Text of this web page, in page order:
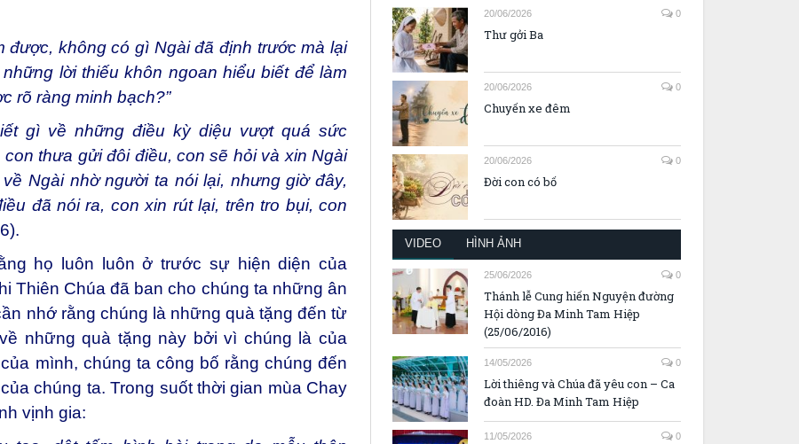
được, không có gì Ngài đã định trước mà lại
lời thiếu khôn ngoan hiểu biết để làm
rõ ràng minh bạch?”
gì về những điều kỳ diệu vượt quá sức
thưa gửi đôi điều, con sẽ hỏi và xin Ngài
Ngài nhờ người ta nói lại, nhưng giờ đây,
đã nói ra, con xin rút lại, trên tro bụi, con
họ luôn luôn ở trước sự hiện diện của
Thiên Chúa đã ban cho chúng ta những ân
nhớ rằng chúng là những quà tặng đến từ
những quà tặng này bởi vì chúng là của
mình, chúng ta công bố rằng chúng đến
chúng ta. Trong suốt thời gian mùa Chay
vịnh gia:
20/06/2026 0
Thư gởi Ba
20/06/2026 0
Chuyến xe đêm
20/06/2026 0
Đời con có bố
VIDEO HÌNH ẢNH
25/06/2026 0
Thánh lễ Cung hiến Nguyện đường
Hội dòng Đa Minh Tam Hiệp
(25/06/2016)
14/05/2026 0
Lời thiêng và Chúa đã yêu con – Ca
đoàn HD. Đa Minh Tam Hiệp
11/05/2026 0